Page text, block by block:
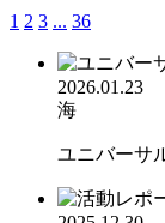
1 2 3 ... 36
2026.01.23
海
ユニバーサ